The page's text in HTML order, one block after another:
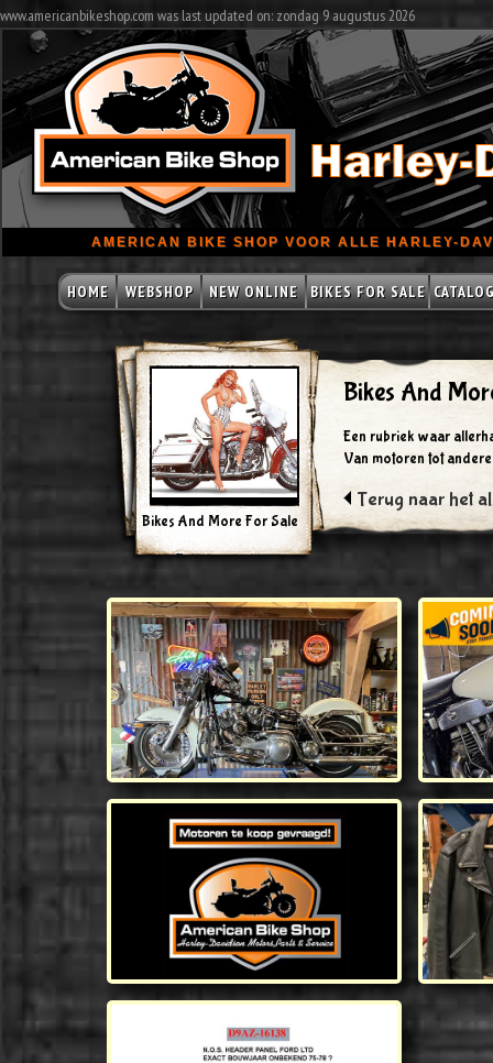
www.americanbikeshop.com was last updated on: zondag 9 augustus 2026
AMERICAN BIKE SHOP VOOR ALLE HARLEY-
HOME WEBSHOP NEW ONLINE BIKES FOR SALE
Bikes And More For Sale
Bikes And
Een rubriek waar
Van motoren tot
Terug naar het